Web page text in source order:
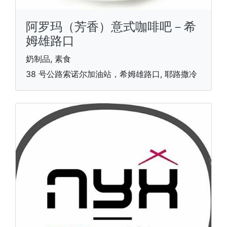
阿罗玛（芳香）意式咖啡吧－希
姆雄路口
奶制品, 素食
38 号公路索诺尔加油站，希姆雄路口, 耶路撒冷